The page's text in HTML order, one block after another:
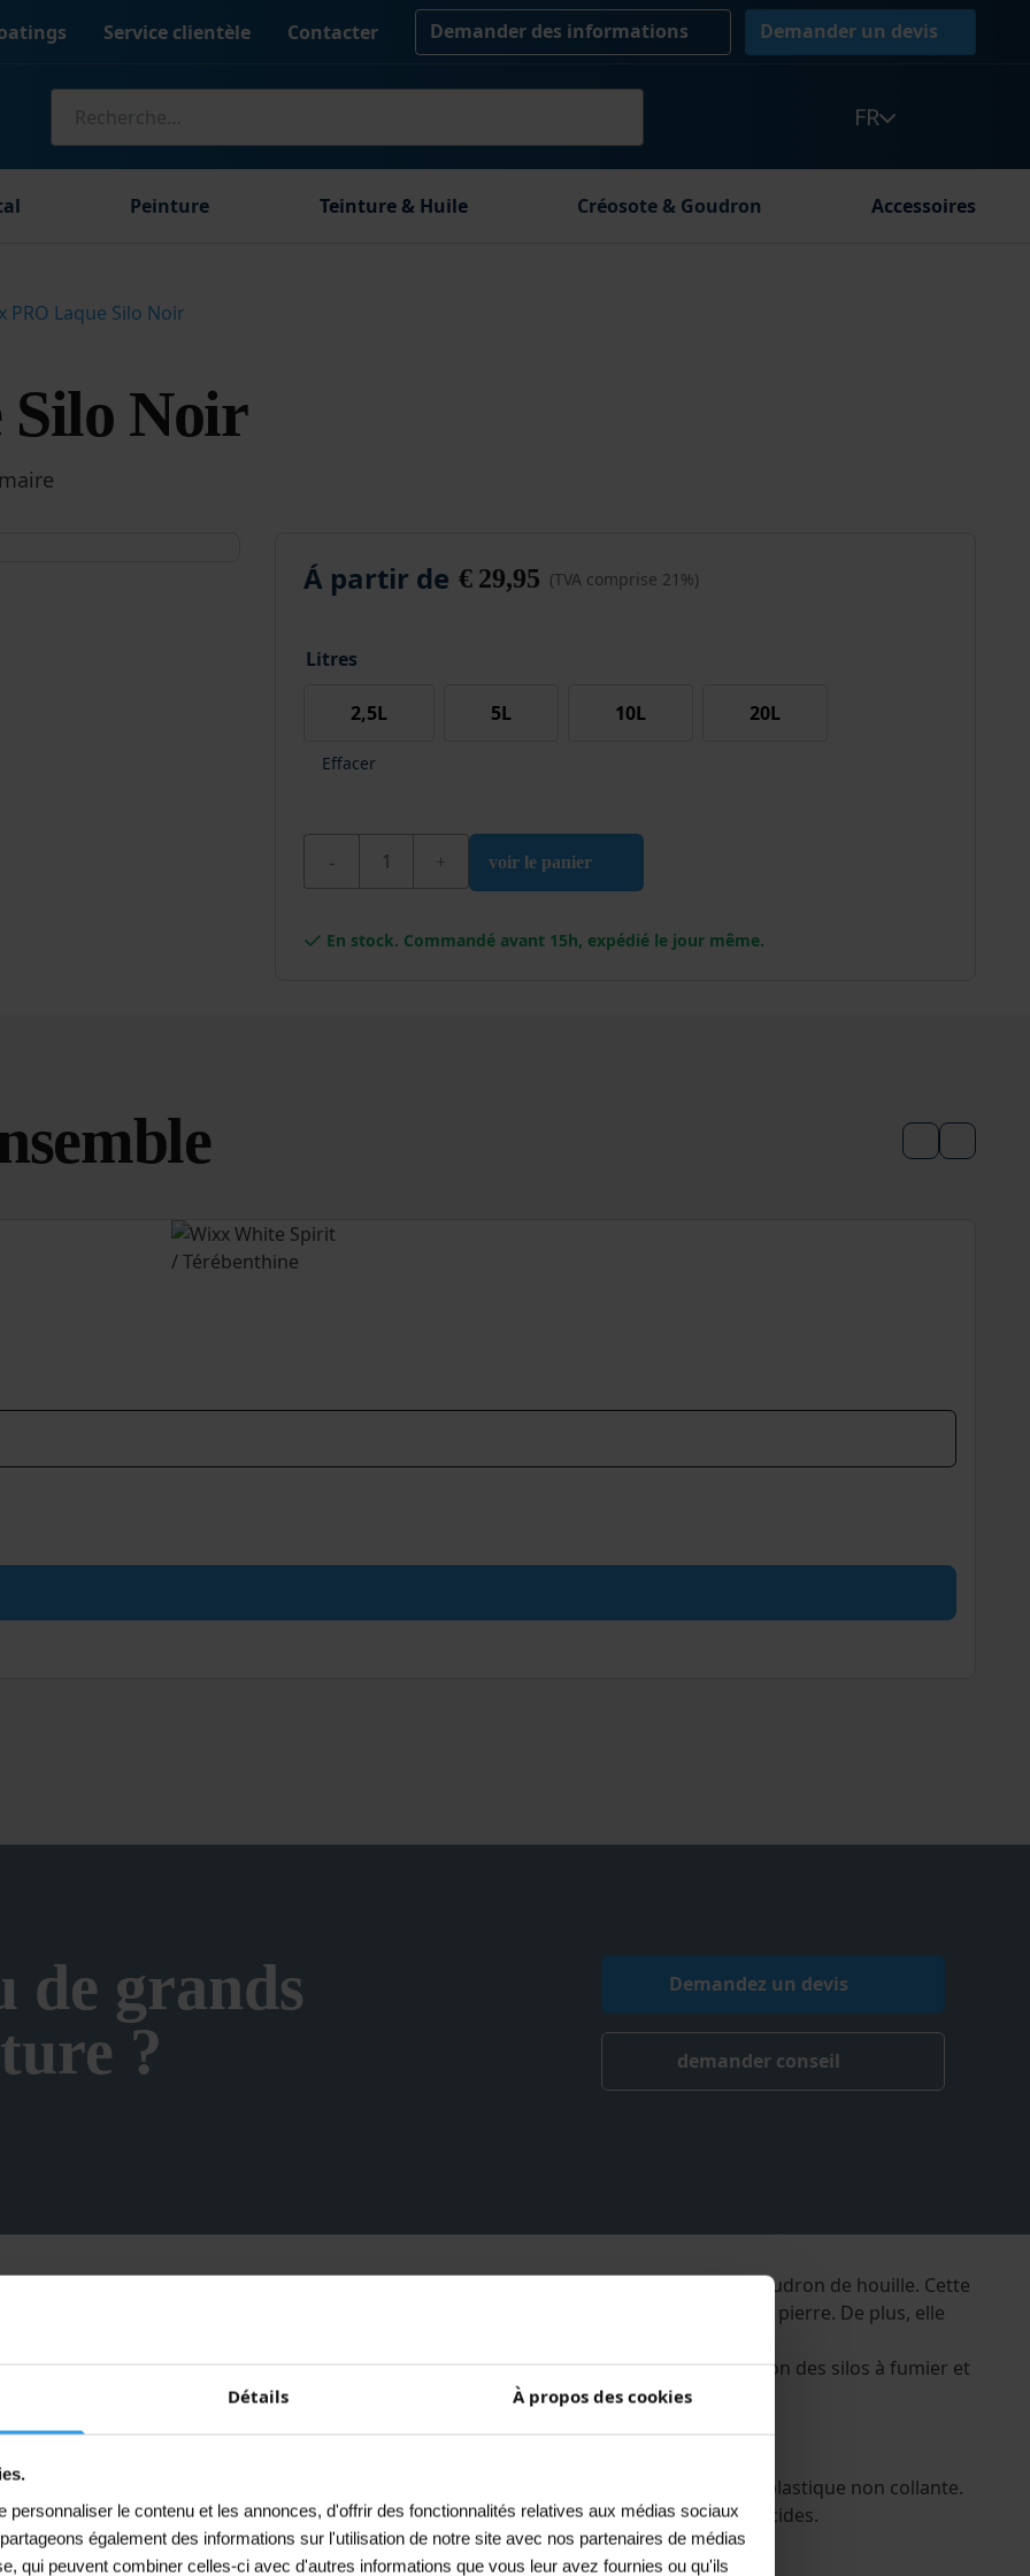
Détails À propos des cookies
personnaliser le contenu et les annonces, d'offrir des fonctionnalités relatives aux médias sociaux
également des informations sur l'utilisation de notre site avec nos partenaires de médias
qui peuvent combiner celles-ci avec d'autres informations que vous leur avez fournies ou qu'ils
Service clientèle Contacter Demander des informations Demander un devis
pour :
FR
Peinture Teinture & Huile Créosote & Goudron Accessoires
PRO Laque Silo Noir
Noir
Á partir de €29,95 (TVA comprise 21%)
Litres
2,5L 5L 10L 20L
Effacer
quantité de Wixx PRO Laque Silo Noir
voir le panier
En stock. Commandé avant 15h, expédié le jour même.
de grands
?
Demandez un devis
demander conseil
est un revêtement protecteur bitumineux totalement exempt de dérivés de goudron de houille. Cette
une excellente protection contre l’humidité et les influences agressives sur le béton et la pierre. De plus, elle
protection pour le métal, la pierre et le béton. Par exemple, pour protéger le béton des silos à fumier et
des réservoirs d’eau potable.
résistant aux UV, filmogène, imprégnant et hydrofuge. Forme une couche de finition plastique non collante.
ne se produit après séchage. Sur béton, elle est raisonnablement résistante aux acides.